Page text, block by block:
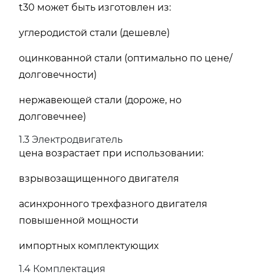
t30 может быть изготовлен из:
углеродистой стали (дешевле)
оцинкованной стали (оптимально по цене/
долговечности)
нержавеющей стали (дороже, но
долговечнее)
1.3 Электродвигатель
цена возрастает при использовании:
взрывозащищенного двигателя
асинхронного трехфазного двигателя
повышенной мощности
импортных комплектующих
1.4 Комплектация